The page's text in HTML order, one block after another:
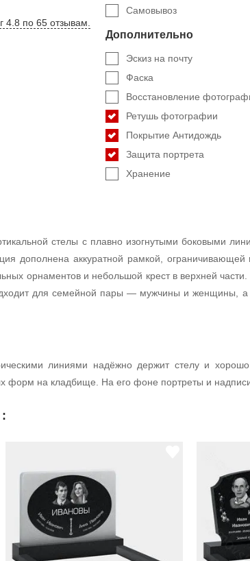
4.8 по 65 отзывам.
Самовывоз
Дополнительно
Эскиз на почту
Фаска
Восстановление
Ретушь фотографии
Покрытие Антидождь
Защита портрета
Хранение
стелы с плавно изогнутыми боковыми
дополнена аккуратной рамкой, ограничивающей
орнаментов и небольшой крест в верхней
для семейной пары — мужчины и
линиями надёжно держит стелу и
форм на кладбище. На его фоне портреты и